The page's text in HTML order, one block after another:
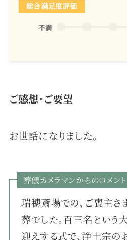
総合満足度評価
不満
ご感想・ご要望
お世話になりました。
葬儀カメラマンからのコメント
瑞穂斎場での、ご喪主
葬でした。百三名という
迎えする式で、浄土宗